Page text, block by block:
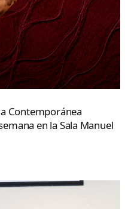
Contemporánea
en la Sala Manuel